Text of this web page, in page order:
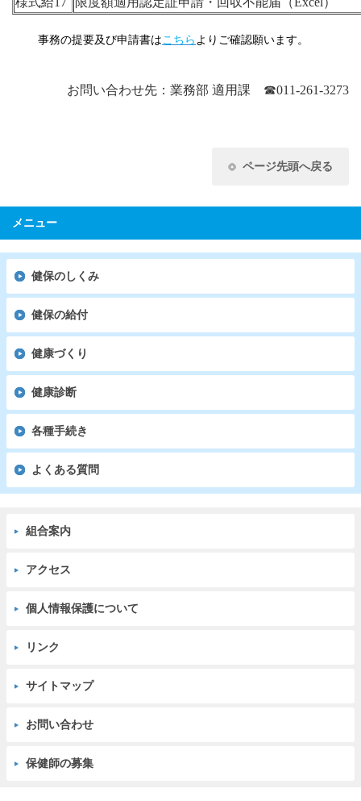
事務の提要及び申請書はこちら よりご確認願います。
お問い合わせ先：業務部 適用課 ☎011-261-3273
ページ先頭へ戻る
メニュー
健保のしくみ
健保の給付
健康づくり
健康診断
各種手続き
よくある質問
組合案内
アクセス
個人情報保護について
リンク
サイトマップ
お問い合わせ
保健師の募集